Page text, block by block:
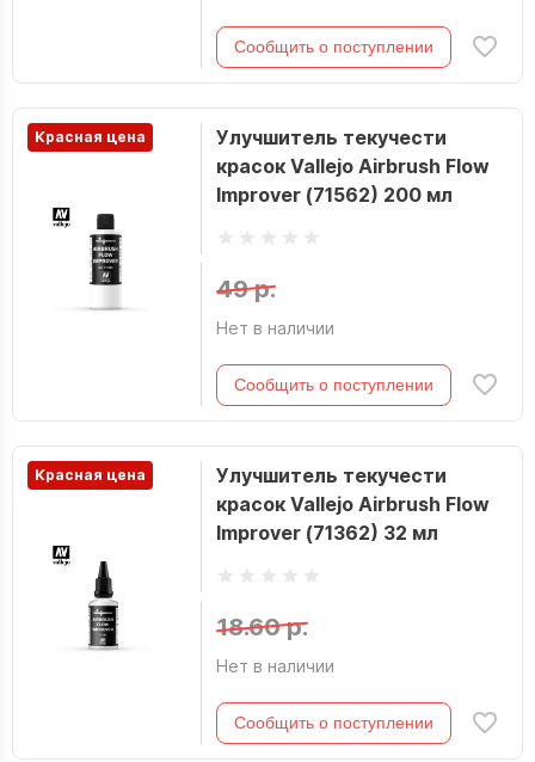
Сообщить о поступлении
Красная цена
Улучшитель текучести
красок Vallejo Airbrush Flow
Improver (71562) 200 мл
49 р.
Нет в наличии
Сообщить о поступлении
Красная цена
Улучшитель текучести
красок Vallejo Airbrush Flow
Improver (71362) 32 мл
18.60 р.
Нет в наличии
Сообщить о поступлении